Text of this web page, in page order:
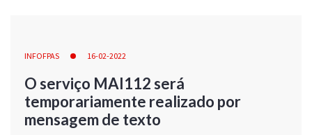
INFOFPAS 16-02-2022
O serviço MAI112 será
temporariamente realizado por
mensagem de texto